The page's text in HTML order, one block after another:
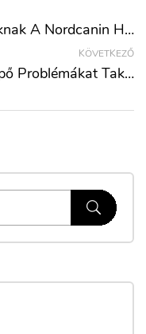
Hogyan Segített A Kutyagazdiknak A Nordcanin Hidrolizált Huminsav Pollen- És Környezeti Allergiánál?
KÖVETKEZŐ
A Cuki Nyusziugrás Súlyos Csípő Problémákat Takarhat!